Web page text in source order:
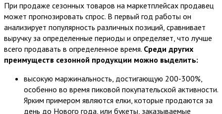
При продаже сезонных товаров на маркетплейсах продавец
может прогнозировать спрос. В первый год работы он
анализирует популярность различных позиций, сравнивает
выручку за определенные периоды и определяет, что лучше
всего продавать в определенное время. Среди других
преимуществ сезонной продукции можно выделить:
высокую маржинальность, достигающую 200-300%,
особенно во время пиковой покупательской активности.
Ярким примером являются елки, которые продаются за
день до Нового года, или букеты, заказываемые